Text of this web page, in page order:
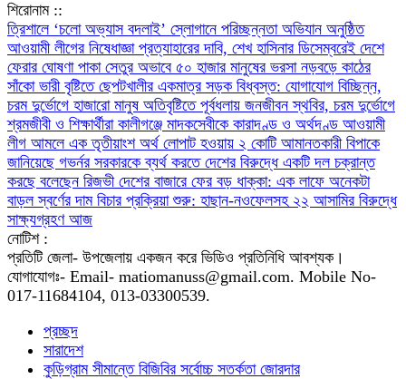
শিরোনাম ::
‎ত্রিশালে ‘চলো অভ্যাস বদলাই’ স্লোগানে পরিচ্ছন্নতা অভিযান অনুষ্ঠিত
আওয়ামী লীগের নিষেধাজ্ঞা প্রত্যাহারের দাবি, শেখ হাসিনার ডিসেম্বরেই দেশে
ফেরার ঘোষণা পাকা সেতুর অভাবে ৫০ হাজার মানুষের ভরসা নড়বড়ে কাঠের
সাঁকো ভারী বৃষ্টিতে ছেপটখালীর একমাত্র সড়ক বিধ্বস্ত: যোগাযোগ বিচ্ছিন্ন,
চরম দুর্ভোগে হাজারো মানুষ অতিবৃষ্টিতে পূর্বধলায় জনজীবন স্থবির, চরম দুর্ভোগে
শ্রমজীবী ও শিক্ষার্থীরা কালীগঞ্জে মাদকসেবীকে কারাদণ্ড ও অর্থদণ্ড আওয়ামী
লীগ আমলে এক তৃতীয়াংশ অর্থ লোপাট হওয়ায় ২ কোটি আমানতকারী বিপাকে
জানিয়েছে গভর্নর সরকারকে ব্যর্থ করতে দেশের বিরুদ্ধে একটি দল চক্রান্ত
করছে বলেছেন রিজভী দেশের বাজারে ফের বড় ধাক্কা: এক লাফে অনেকটা
বাড়ল স্বর্ণের দাম বিচার প্রক্রিয়া শুরু: হাছান-নওফেলসহ ২২ আসামির বিরুদ্ধে
সাক্ষ্যগ্রহণ আজ
নোটিশ :
প্রতিটি জেলা- উপজেলায় একজন করে ভিডিও প্রতিনিধি আবশ্যক।
যোগাযোগঃ- Email- matiomanuss@gmail.com. Mobile No-
017-11684104, 013-03300539.
প্রচ্ছদ
সারাদেশ
কুড়িগ্রাম সীমান্তে বিজিবির সর্বোচ্চ সতর্কতা জোরদার